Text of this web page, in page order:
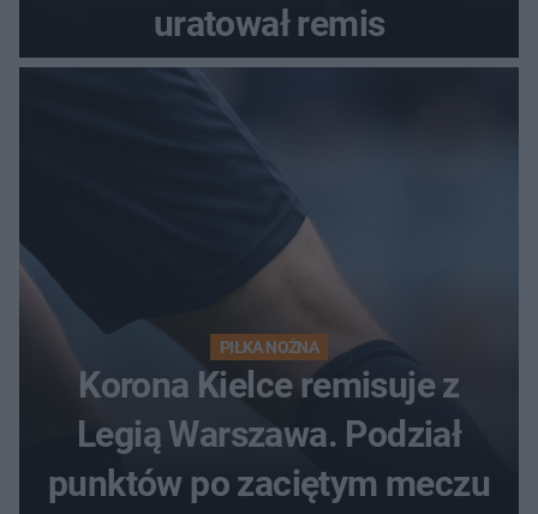
uratował remis
PIŁKA NOŻNA
Korona Kielce remisuje z
Legią Warszawa. Podział
punktów po zaciętym meczu